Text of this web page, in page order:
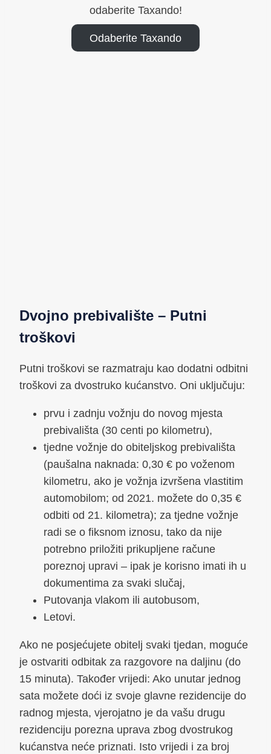
odaberite Taxando!
Odaberite Taxando
Dvojno prebivalište – Putni
troškovi
Putni troškovi se razmatraju kao dodatni odbitni
troškovi za dvostruko kućanstvo. Oni uključuju:
prvu i zadnju vožnju do novog mjesta
prebivališta (30 centi po kilometru),
tjedne vožnje do obiteljskog prebivališta
(paušalna naknada: 0,30 € po voženom
kilometru, ako je vožnja izvršena vlastitim
automobilom; od 2021. možete do 0,35 €
odbiti od 21. kilometra); za tjedne vožnje
radi se o fiksnom iznosu, tako da nije
potrebno priložiti prikupljene račune
poreznoj upravi – ipak je korisno imati ih u
dokumentima za svaki slučaj,
Putovanja vlakom ili autobusom,
Letovi.
Ako ne posjećujete obitelj svaki tjedan, moguće
je ostvariti odbitak za razgovore na daljinu (do
15 minuta). Također vrijedi: Ako unutar jednog
sata možete doći iz svoje glavne rezidencije do
radnog mjesta, vjerojatno je da vašu drugu
rezidenciju porezna uprava zbog dvostrukog
kućanstva neće priznati. Isto vrijedi i za broj